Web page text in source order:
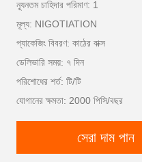
ন্যূনতম চাহিদার পরিমাণ: 1
মূল্য: NIGOTIATION
প্যাকেজিং বিবরণ: কাঠের বাক্স
ডেলিভারি সময়: ৭ দিন
পরিশোধের শর্ত: টি/টি
যোগানের ক্ষমতা: 2000 পিসি/বছর
সেরা দাম পান